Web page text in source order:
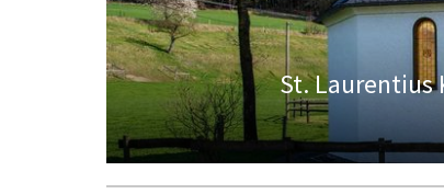
St. Laurentius